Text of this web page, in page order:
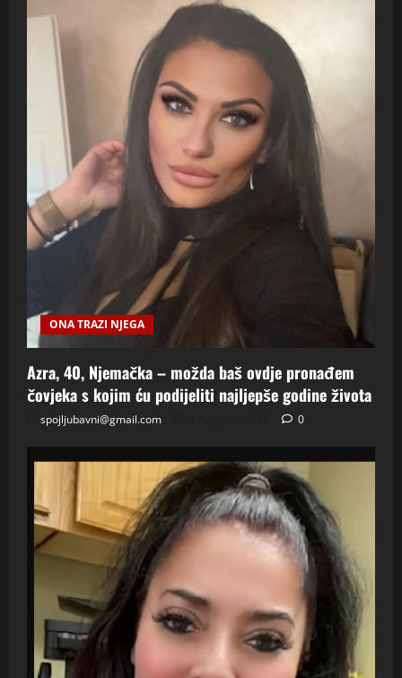
ONA TRAZI NJEGA
Azra, 40, Njemačka – možda baš ovdje pronađem
čovjeka s kojim ću podijeliti najljepše godine života
spojljubavni@gmail.com 0